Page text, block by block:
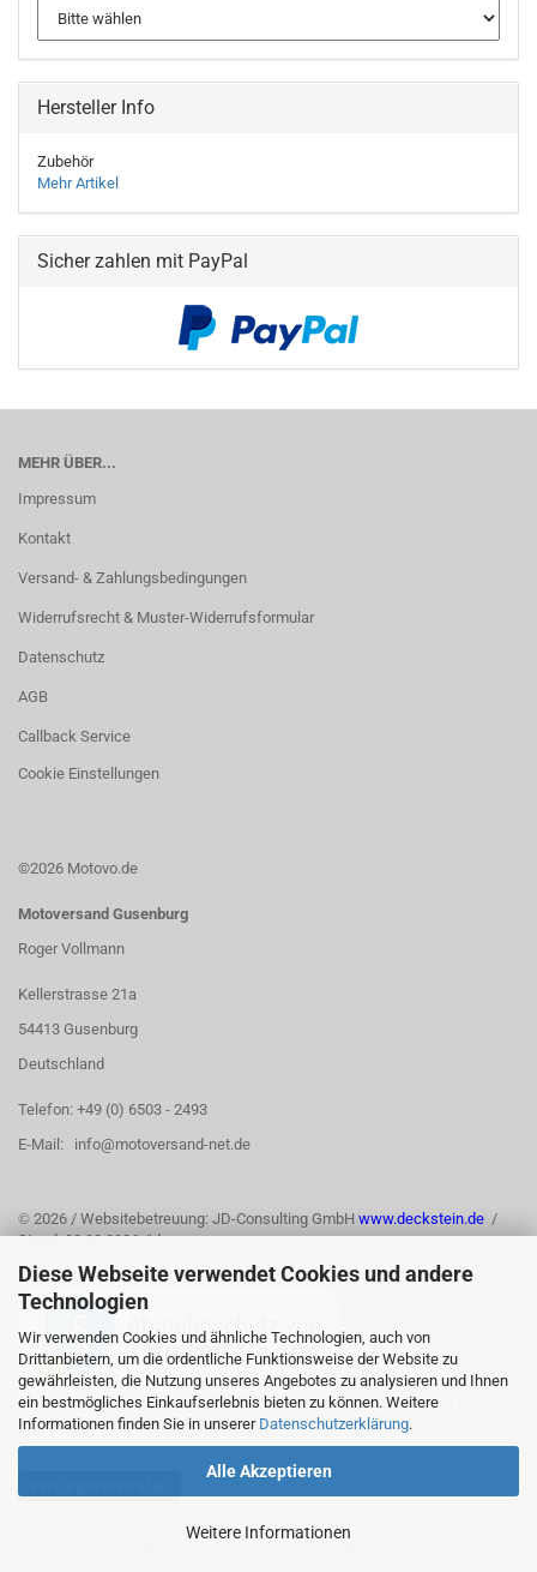
Diese Webseite verwendet Cookies und andere
Technologien
Wir verwenden Cookies und ähnliche Technologien, auch von
Drittanbietern, um die ordentliche Funktionsweise der Website zu
gewährleisten, die Nutzung unseres Angebotes zu analysieren und Ihnen
ein bestmögliches Einkaufserlebnis bieten zu können. Weitere
Informationen finden Sie in unserer Datenschutzerklärung.
Alle Akzeptieren
Weitere Informationen
Hersteller Info
Zubehör
Mehr Artikel
Sicher zahlen mit PayPal
MEHR ÜBER...
Impressum
Kontakt
Versand- & Zahlungsbedingungen
Widerrufsrecht & Muster-Widerrufsformular
Datenschutz
AGB
Callback Service
Cookie Einstellungen
©2026 Motovo.de
Motoversand Gusenburg
Roger Vollmann
Kellerstrasse 21a
54413 Gusenburg
Deutschland
Telefon: +49 (0) 6503 - 2493
E-Mail: info@motoversand-net.de
© 2026 / Websitebetreuung: JD-Consulting GmbH www.deckstein.de /
Stand: 03.08.2026 /jd